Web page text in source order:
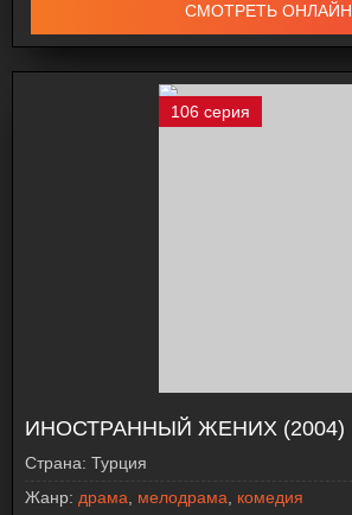
СМОТРЕТЬ ОНЛАЙН
106 серия
ИНОСТРАННЫЙ ЖЕНИХ (2004)
Страна: Турция
Жанр: драма мелодрама
комедия